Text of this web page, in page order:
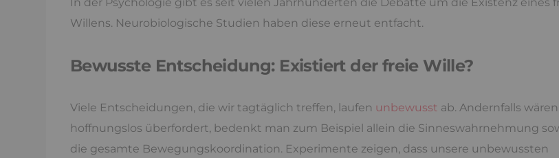
Willens. Neurobiologische Studien haben diese erneut entfacht.
Bewusste Entscheidung: Existiert der freie Wille?
Viele Entscheidungen, die wir tagtäglich treffen, laufen unbewusst ab. Andernfalls
hoffnungslos überfordert, bedenkt man zum Beispiel allein die Sinneswahrnehmung
die gesamte Bewegungskoordination. Experimente zeigen, dass unsere unbewussten